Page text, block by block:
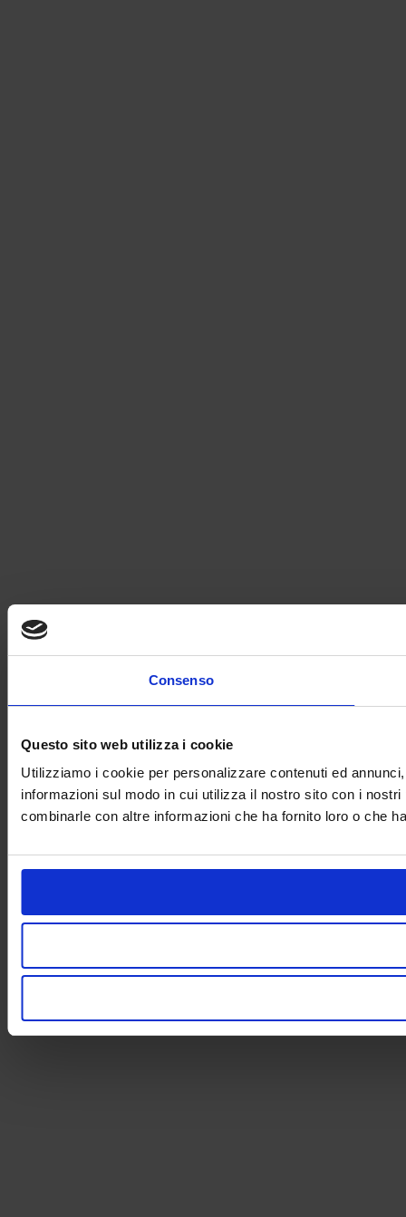
Consenso
Questo sito web utilizza i cookie
Utilizziamo i cookie per personalizzare contenuti ed
informazioni sul modo in cui utilizza il nostro sito con i
combinarle con altre informazioni che ha fornito loro o che